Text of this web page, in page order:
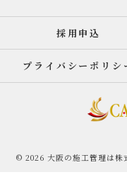
採用申込
プライバシーポリシ
© 2026 大阪の施工管理は